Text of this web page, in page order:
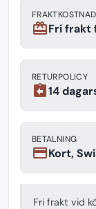
FRAKTKOSTNAD
redeemFri frakt
RETURPOLICY
assignment_return14
BETALNING
paymentKort,
Fri frakt vid